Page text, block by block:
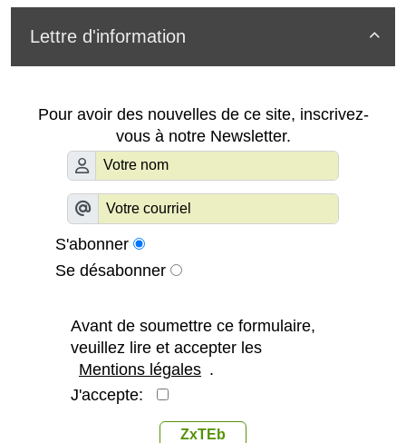

Lettre d'information
Pour avoir des nouvelles de ce site, inscrivez-
vous à notre Newsletter.
S'abonner
Se désabonner
Avant de soumettre ce formulaire,
veuillez lire et accepter les
Mentions légales .
J'accepte:
ZxTEb